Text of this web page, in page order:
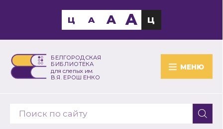
БЕЛГОРОДСКАЯ
БИБЛИОТЕКА
для слепых им.
В.Я. ЕРОШЕНКО
МЕНЮ
Ц A A A Ц